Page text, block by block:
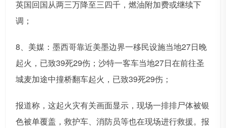
英国回国从两三万降至三四千，燃油附加费或继续下
调；
8、美媒：墨西哥靠近美墨边界一移民设施当地27日晚
起火，已致39死29伤；沙特一客车当地27日在前往圣
城麦加途中撞桥翻车起火，已致39死29伤；
报道称，这起火灾有关画面显示，现场一排排尸体被银
色被单覆盖，救护车、消防员等也在现场进行救援。报